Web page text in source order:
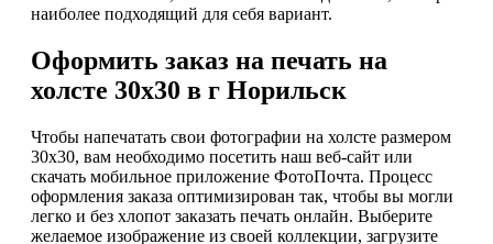
наиболее подходящий для себя вариант.
Оформить заказ на печать на
холсте 30х30 в г Норильск
Чтобы напечатать свои фотографии на холсте размером
30х30, вам необходимо посетить наш веб-сайт или
скачать мобильное приложение ФотоПочта. Процесс
оформления заказа оптимизирован так, чтобы вы могли
легко и без хлопот заказать печать онлайн. Выберите
желаемое изображение из своей коллекции, загрузите